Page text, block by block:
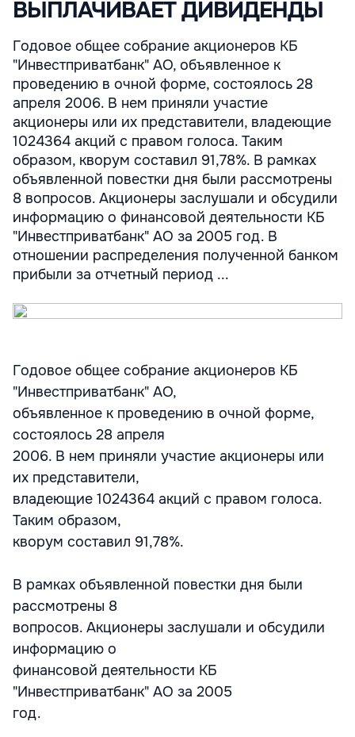
ВЫПЛАЧИВАЕТ ДИВИДЕНДЫ
Годовое общее собрание акционеров КБ
"Инвестприватбанк" АО, объявленное к
проведению в очной форме, состоялось 28
апреля 2006. В нем приняли участие
акционеры или их представители, владеющие
1024364 акций с правом голоса. Таким
образом, кворум составил 91,78%. В рамках
объявленной повестки дня были рассмотрены
8 вопросов. Акционеры заслушали и обсудили
информацию о финансовой деятельности КБ
"Инвестприватбанк" АО за 2005 год. В
отношении распределения полученной банком
прибыли за отчетный период ...
Годовое общее собрание акционеров КБ
"Инвестприватбанк" АО,
объявленное к проведению в очной форме,
состоялось 28 апреля
2006. В нем приняли участие акционеры или
их представители,
владеющие 1024364 акций с правом голоса.
Таким образом,
кворум составил 91,78%.
В рамках объявленной повестки дня были
рассмотрены 8
вопросов. Акционеры заслушали и обсудили
информацию о
финансовой деятельности КБ
"Инвестприватбанк" АО за 2005
год.